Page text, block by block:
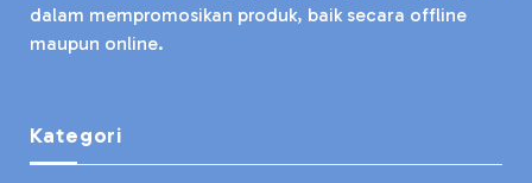
dalam mempromosikan produk, baik secara offline
maupun online.
Kategori